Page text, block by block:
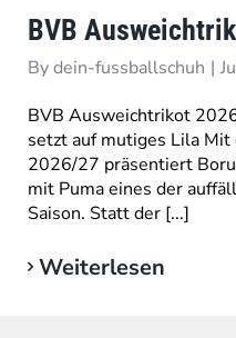
BVB
Bydein-fussballschuh |
BVB Ausweichtrikot
setzt auf mutiges Lila
2026/27 präsentiert
mit Puma eines der
Saison. Statt der [...]
Weiterlesen